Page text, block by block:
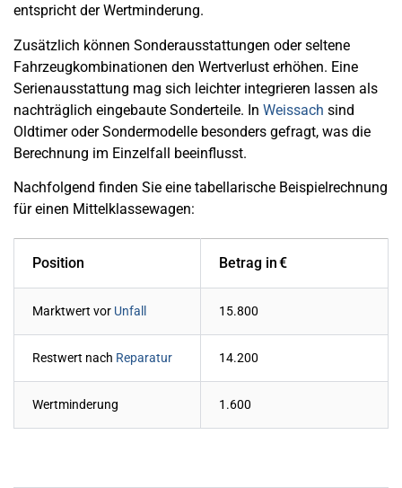
entspricht der Wertminderung.
Zusätzlich können Sonderausstattungen oder seltene
Fahrzeugkombinationen den Wertverlust erhöhen. Eine
Serienausstattung mag sich leichter integrieren lassen als
nachträglich eingebaute Sonderteile. In Weissach sind
Oldtimer oder Sondermodelle besonders gefragt, was die
Berechnung im Einzelfall beeinflusst.
Nachfolgend finden Sie eine tabellarische Beispielrechnung
für einen Mittelklassewagen:
Position Betrag in €
Marktwert vor Unfall 15.800
Restwert nach Reparatur 14.200
Wertminderung 1.600